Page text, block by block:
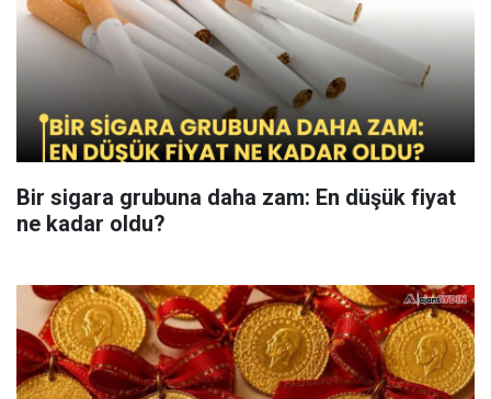
Bir sigara grubuna daha zam: En düşük fiyat
ne kadar oldu?